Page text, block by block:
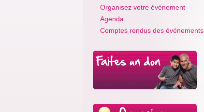
Organisez votre événement
Agenda
Comptes rendus des événements